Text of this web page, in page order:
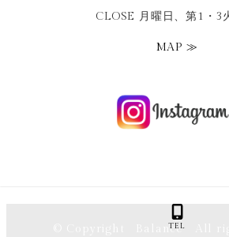
CLOSE 月曜日、第1・3
MAP ≫
© Copyright Balance All
TEL